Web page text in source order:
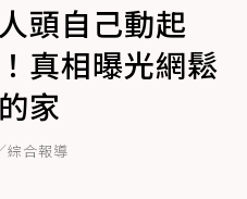
頭自己動起
真相曝光網鬆
家
綜合報導